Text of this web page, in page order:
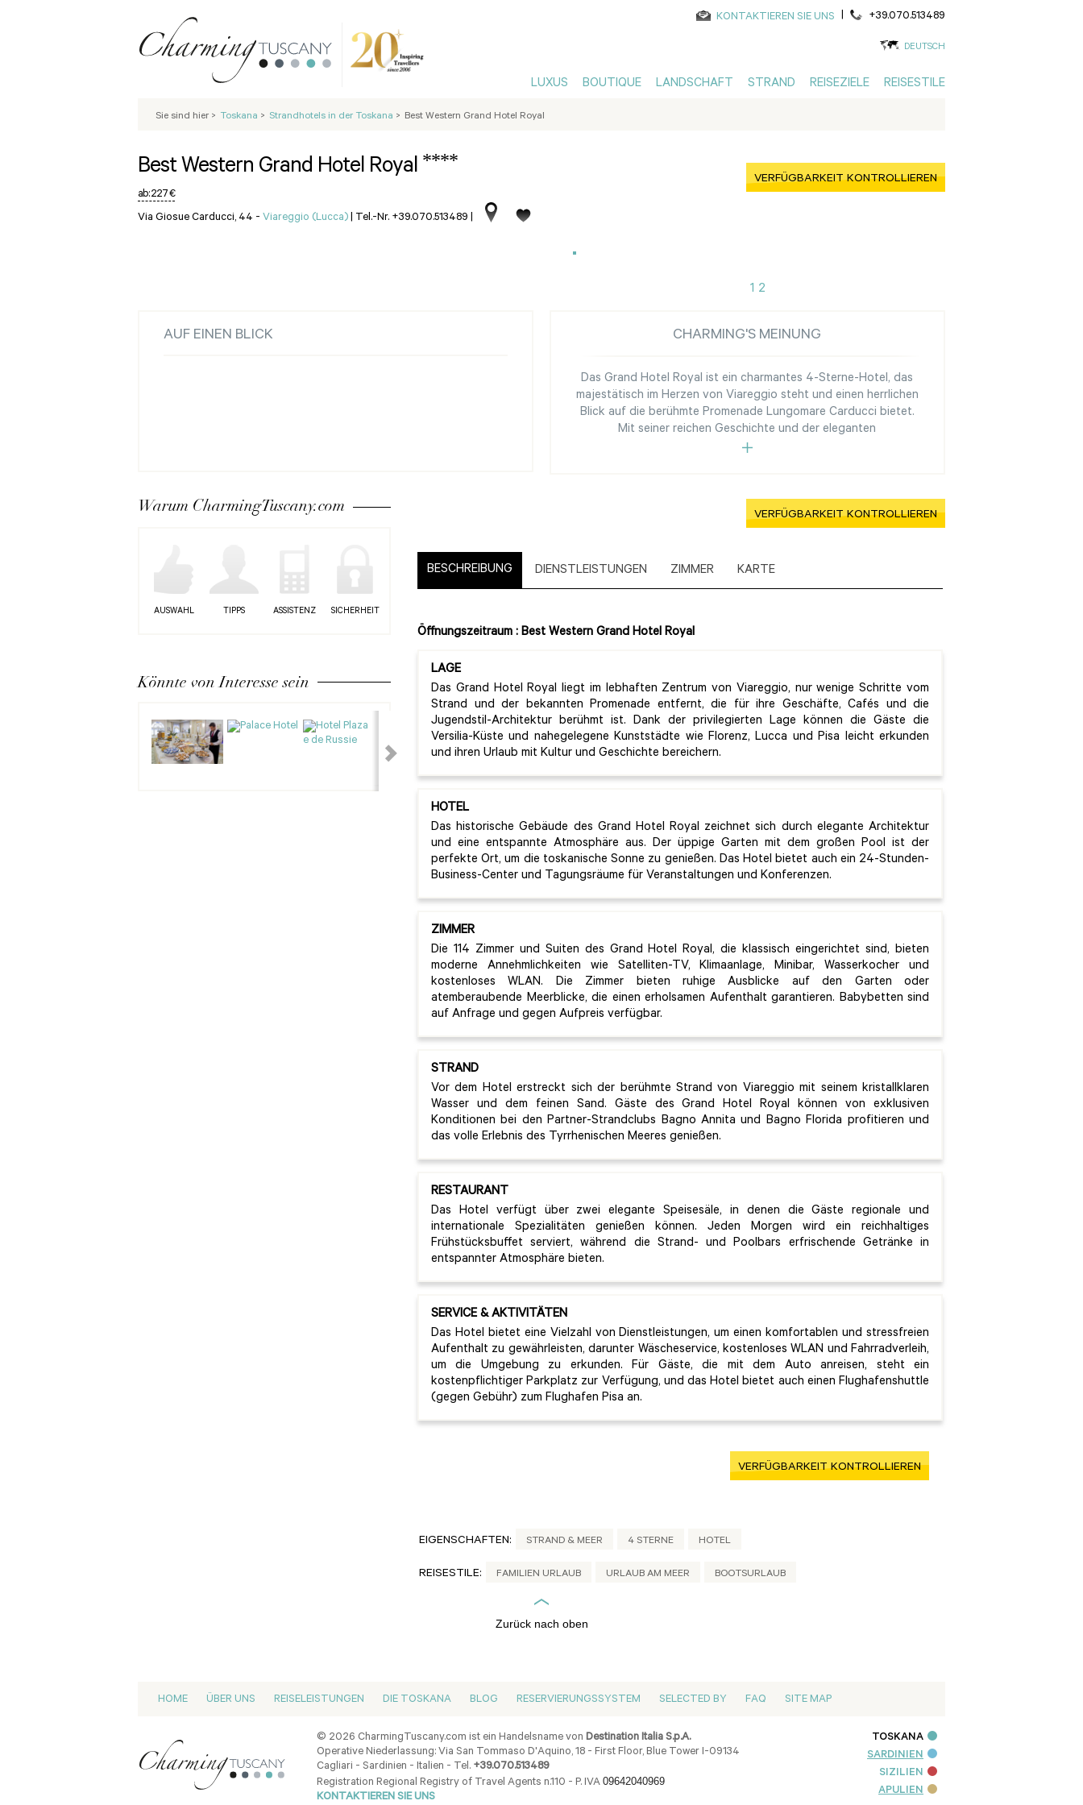
KONTAKTIEREN SIE UNS | +39.070.513489
DEUTSCH
LUXUS BOUTIQUE LANDSCHAFT STRAND REISEZIELE REISESTILE
Sie sind hier > Toskana > Strandhotels in der Toskana > Best Western Grand Hotel Royal
Best Western Grand Hotel Royal ****
ab:227 €
Via Giosue Carducci, 44 - Viareggio (Lucca) | Tel.-Nr. +39.070.513489 |
VERFÜGBARKEIT KONTROLLIEREN
1 2
AUF EINEN BLICK CHARMING'S MEINUNG
Das Grand Hotel Royal ist ein charmantes 4-Sterne-Hotel, das
majestätisch im Herzen von Viareggio steht und einen herrlichen
Blick auf die berühmte Promenade Lungomare Carducci bietet.
Mit seiner reichen Geschichte und der eleganten
Warum CharmingTuscany.com
AUSWAHL TIPPS ASSISTENZ SICHERHEIT
Könnte von Interesse sein
VERFÜGBARKEIT KONTROLLIEREN
BESCHREIBUNG DIENSTLEISTUNGEN ZIMMER KARTE
Öffnungszeitraum : Best Western Grand Hotel Royal
LAGE
Das Grand Hotel Royal liegt im lebhaften Zentrum von Viareggio, nur wenige Schritte vom
Strand und der bekannten Promenade entfernt, die für ihre Geschäfte, Cafés und die
Jugendstil-Architektur berühmt ist. Dank der privilegierten Lage können die Gäste die
Versilia-Küste und nahegelegene Kunststädte wie Florenz, Lucca und Pisa leicht erkunden
und ihren Urlaub mit Kultur und Geschichte bereichern.
HOTEL
Das historische Gebäude des Grand Hotel Royal zeichnet sich durch elegante Architektur
und eine entspannte Atmosphäre aus. Der üppige Garten mit dem großen Pool ist der
perfekte Ort, um die toskanische Sonne zu genießen. Das Hotel bietet auch ein 24-Stunden-
Business-Center und Tagungsräume für Veranstaltungen und Konferenzen.
ZIMMER
Die 114 Zimmer und Suiten des Grand Hotel Royal, die klassisch eingerichtet sind, bieten
moderne Annehmlichkeiten wie Satelliten-TV, Klimaanlage, Minibar, Wasserkocher und
kostenloses WLAN. Die Zimmer bieten ruhige Ausblicke auf den Garten oder
atemberaubende Meerblicke, die einen erholsamen Aufenthalt garantieren. Babybetten sind
auf Anfrage und gegen Aufpreis verfügbar.
STRAND
Vor dem Hotel erstreckt sich der berühmte Strand von Viareggio mit seinem kristallklaren
Wasser und dem feinen Sand. Gäste des Grand Hotel Royal können von exklusiven
Konditionen bei den Partner-Strandclubs Bagno Annita und Bagno Florida profitieren und
das volle Erlebnis des Tyrrhenischen Meeres genießen.
RESTAURANT
Das Hotel verfügt über zwei elegante Speisesäle, in denen die Gäste regionale und
internationale Spezialitäten genießen können. Jeden Morgen wird ein reichhaltiges
Frühstücksbuffet serviert, während die Strand- und Poolbars erfrischende Getränke in
entspannter Atmosphäre bieten.
SERVICE & AKTIVITÄTEN
Das Hotel bietet eine Vielzahl von Dienstleistungen, um einen komfortablen und stressfreien
Aufenthalt zu gewährleisten, darunter Wäscheservice, kostenloses WLAN und Fahrradverleih,
um die Umgebung zu erkunden. Für Gäste, die mit dem Auto anreisen, steht ein
kostenpflichtiger Parkplatz zur Verfügung, und das Hotel bietet auch einen Flughafenshuttle
(gegen Gebühr) zum Flughafen Pisa an.
VERFÜGBARKEIT KONTROLLIEREN
EIGENSCHAFTEN: STRAND & MEER 4 STERNE HOTEL
REISESTILE: FAMILIEN URLAUB URLAUB AM MEER BOOTSURLAUB
Zurück nach oben
HOME ÜBER UNS REISELEISTUNGEN DIE TOSKANA BLOG RESERVIERUNGSSYSTEM SELECTED BY FAQ SITE MAP
© 2026 CharmingTuscany.com ist ein Handelsname vonDestination Italia S.p.A.
Operative Niederlassung: Via San Tommaso D'Aquino, 18 - First Floor, Blue Tower I-09134
Cagliari - Sardinien - Italien - Tel. +39.070.513489
Registration Regional Registry of Travel Agents n.110 - P. IVA09642040969
KONTAKTIEREN SIE UNS
TOSKANA
SARDINIEN
SIZILIEN
APULIEN